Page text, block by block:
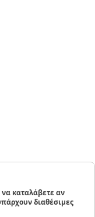
να καταλάβετε αν
διαθέσιμες